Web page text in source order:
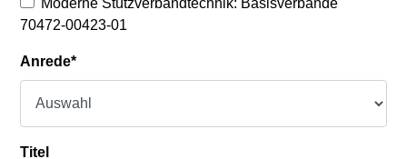
70472-00423-01
Anrede*
Titel